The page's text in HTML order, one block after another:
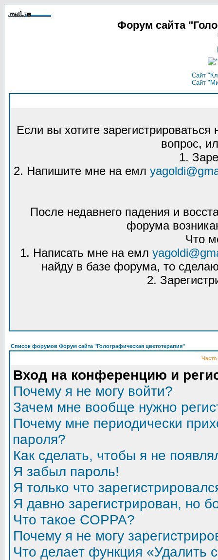
Форум сайта
Сайт
Сайт
Если вы хотите
вопрос,
1.
2. Напишите мне на емл
После недавнего падения и
форума
Что
1. Написать мне на емл
найду в базе форума, то
2.
Список форумов Форум сайта "Голографическая цветотерапия"
Вход на конференцию и
Почему я не могу войти?
Зачем мне вообще нужно
Почему мне периодически
пароля?
Как сделать, чтобы я не
Я забыл пароль!
Я только что
Я давно зарегистрирован, но
Что такое COPPA?
Почему я не могу
Что делает функция «Удалить